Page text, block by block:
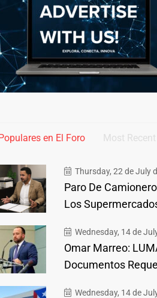
en El Foro Most Recent
Thursday, 22 de July
Paro De
Los
Wednesday, 14 de
Omar Marreo:
Documentos
Wednesday, 14 de